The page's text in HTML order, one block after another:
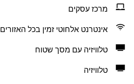
מרכז עסקים
אינטרנט אלחוטי זמין בכל האזורים
טלוויזיה עם מסך שטוח
טלוויזיה